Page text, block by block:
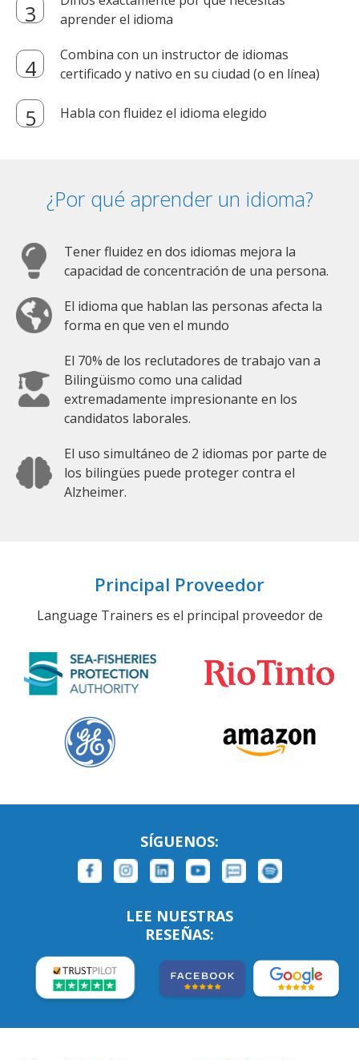
aprender el idioma
Combina con un instructor de idiomas
certificado y nativo en su ciudad (o en línea)
Habla con fluidez el idioma elegido
¿Por qué aprender un idioma?
Tener fluidez en dos idiomas mejora la
capacidad de concentración de una persona.
El idioma que hablan las personas afecta la
forma en que ven el mundo
El 70% de los reclutadores de trabajo van a
Bilingüismo como una calidad
extremadamente impresionante en los
candidatos laborales.
El uso simultáneo de 2 idiomas por parte de
los bilingües puede proteger contra el
Alzheimer.
Principal Proveedor
Language Trainers es el principal proveedor de
SÍGUENOS:
LEE NUESTRAS
RESEÑAS: